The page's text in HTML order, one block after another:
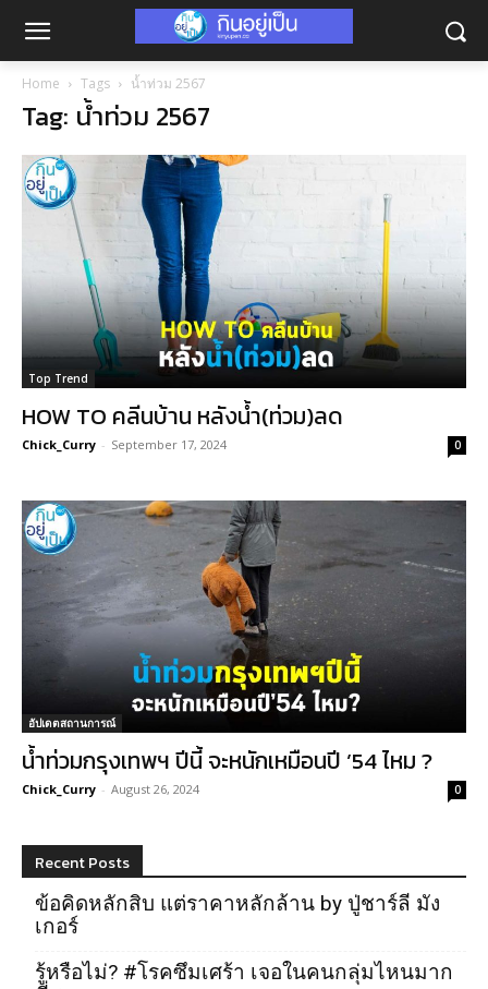
Home Tags น้ำท่วม 2567
Tag: น้ำท่วม 2567
Top Trend
HOW TO คลีนบ้าน หลังน้ำ(ท่วม)ลด
Chick_Curry - September 17, 2024 0
อัปเดตสถานการณ์
น้ำท่วมกรุงเทพฯ ปีนี้ จะหนักเหมือนปี ’54 ไหม ?
Chick_Curry - August 26, 2024 0
Recent Posts
ข้อคิดหลักสิบ แต่ราคาหลักล้าน by ปู่ชาร์ลี มัง
เกอร์
รู้หรือไม่? #โรคซึมเศร้า เจอในคนกลุ่มไหนมาก